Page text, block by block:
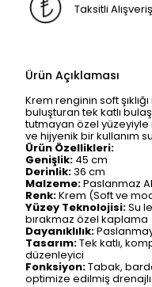
Taksitli Alışveriş
Ürün Açıklaması
Krem renginin soft
buluşturan tek katlı
tutmayan özel yüzeyiyle
ve hijyenik bir kullanım
Ürün Özellikleri:
Genişlik: 45 cm
Derinlik:36 cm
Malzeme:Paslanmaz
Renk:Krem (Soft ve
Yüzey Teknolojisi:Su
bırakmaz özel kaplama
Dayanıklılık:
Tasarım:Tek katlı,
düzenleyici
Fonksiyon:Tabak,
optimize edilmiş drenajlı